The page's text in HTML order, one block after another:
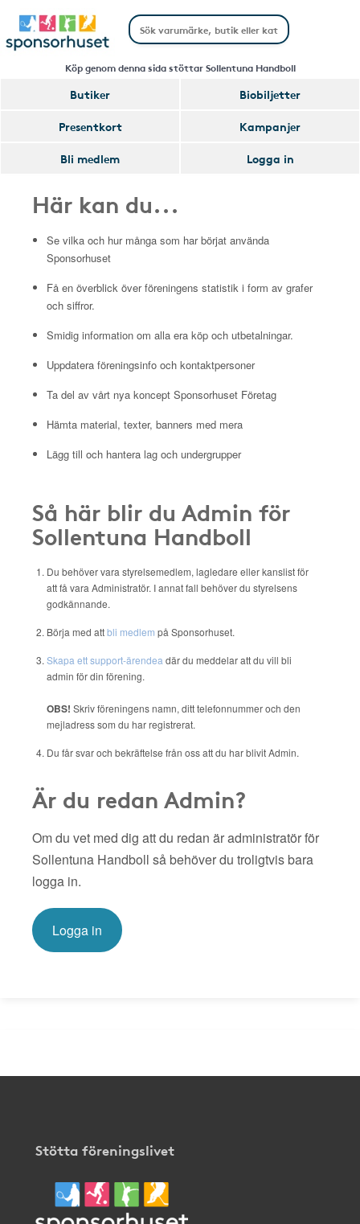
Köp genom denna sida stöttar Sollentuna Handboll
Butiker
Biobiljetter
Presentkort
Kampanjer
Bli medlem
Logga in
Här kan du...
Se vilka och hur många som har börjat använda
Sponsorhuset
Få en överblick över föreningens statistik i form av grafer
och siffror.
Smidig information om alla era köp och utbetalningar.
Uppdatera föreningsinfo och kontaktpersoner
Ta del av vårt nya koncept Sponsorhuset Företag
Hämta material, texter, banners med mera
Lägg till och hantera lag och undergrupper
Så här blir du Admin för
Sollentuna Handboll
Du behöver vara styrelsemedlem, lagledare eller kanslist för
att få vara Administratör. I annat fall behöver du styrelsens
godkännande.
Börja med attbli medlem på Sponsorhuset.
Skapa ett support-ärendea där du meddelar att du vill bli
admin för din förening.
OBS! Skriv föreningens namn, ditt telefonnummer och den
mejladress som du har registrerat.
Du får svar och bekräftelse från oss att du har blivit Admin.
Är du redan Admin?
Om du vet med dig att du redan är administratör för
Sollentuna Handboll så behöver du troligtvis bara
logga in.
Logga in
Stötta föreningslivet